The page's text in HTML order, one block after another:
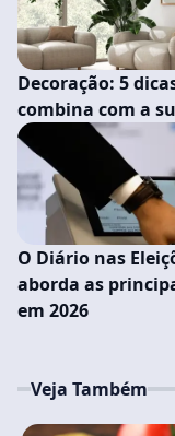
Decoração: 5
combina com a
O Diário nas
aborda as
em 2026
Veja Também